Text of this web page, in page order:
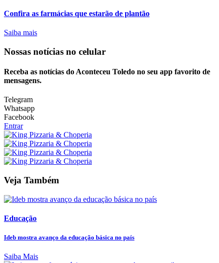
Confira as farmácias que estarão de plantão
Saiba mais
Nossas notícias no celular
Receba as notícias do Aconteceu Toledo no seu app favorito de
mensagens.
Telegram
Whatsapp
Facebook
Entrar
Veja Também
Educação
Ideb mostra avanço da educação básica no país
Saiba Mais